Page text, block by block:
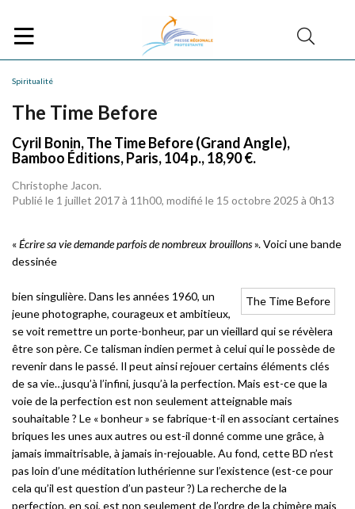
Spiritualité
The Time Before
Cyril Bonin, The Time Before (Grand Angle),
Bamboo Éditions, Paris, 104 p., 18,90 €.
Christophe Jacon.
Publié le 1 juillet 2017 à 11h00, modifié le 15 octobre 2025 à 0h13
«Écrire sa vie demande parfois de nombreux brouillons». Voici une bande
dessinée
The Time Before
bien singulière. Dans les années 1960, un
jeune photographe, courageux et ambitieux,
se voit remettre un porte-bonheur, par un vieillard qui se révèlera
être son père. Ce talisman indien permet à celui qui le possède de
revenir dans le passé. Il peut ainsi rejouer certains éléments clés
de sa vie…jusqu’à l’infini, jusqu’à la perfection. Mais est-ce que la
voie de la perfection est non seulement atteignable mais
souhaitable ? Le « bonheur » se fabrique-t-il en associant certaines
briques les unes aux autres ou est-il donné comme une grâce, à
jamais immaitrisable, à jamais in-rejouable. Au fond, cette BD n’est
pas loin d’une méditation luthérienne sur l’existence (est-ce pour
cela qu’il est question d’un pasteur ?) La recherche de la
perfection, en soi, est non seulement de l’ordre de la chimère mais